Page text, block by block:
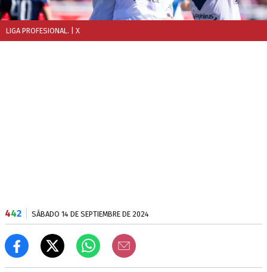
LIGA PROFESIONAL. | X
442 SÁBADO 14 DE SEPTIEMBRE DE 2024